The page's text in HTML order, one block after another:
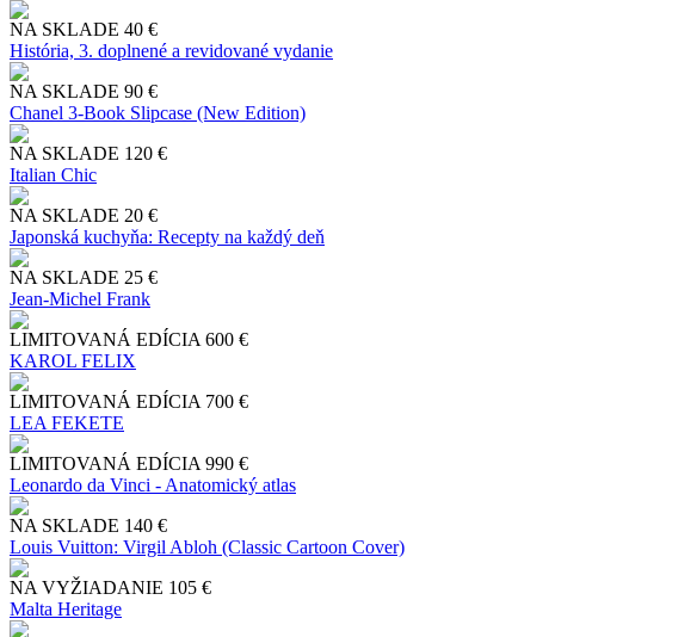
NA SKLADE 40 €
História, 3. doplnené a revidované vydanie
NA SKLADE 90 €
Chanel 3-Book Slipcase (New Edition)
NA SKLADE 120 €
Italian Chic
NA SKLADE 20 €
Japonská kuchyňa: Recepty na každý deň
NA SKLADE 25 €
Jean-Michel Frank
LIMITOVANÁ EDÍCIA 600 €
KAROL FELIX
LIMITOVANÁ EDÍCIA 700 €
LEA FEKETE
LIMITOVANÁ EDÍCIA 990 €
Leonardo da Vinci - Anatomický atlas
NA SKLADE 140 €
Louis Vuitton: Virgil Abloh (Classic Cartoon Cover)
NA VYŽIADANIE 105 €
Malta Heritage